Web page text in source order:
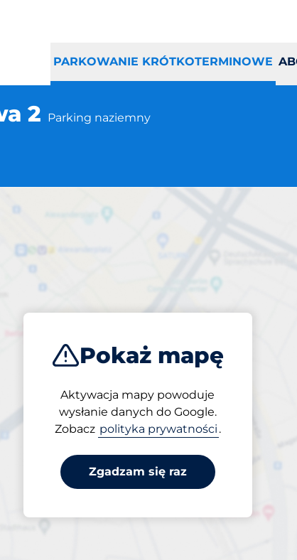
PARKOWANIE KRÓTKOTERMINOWE
2 Parking naziemny
Pokaż mapę
Aktywacja mapy powoduje
wysłanie danych do Google.
Zobacz polityka prywatności .
Zgadzam się raz
ul.
Otwarte
24/7